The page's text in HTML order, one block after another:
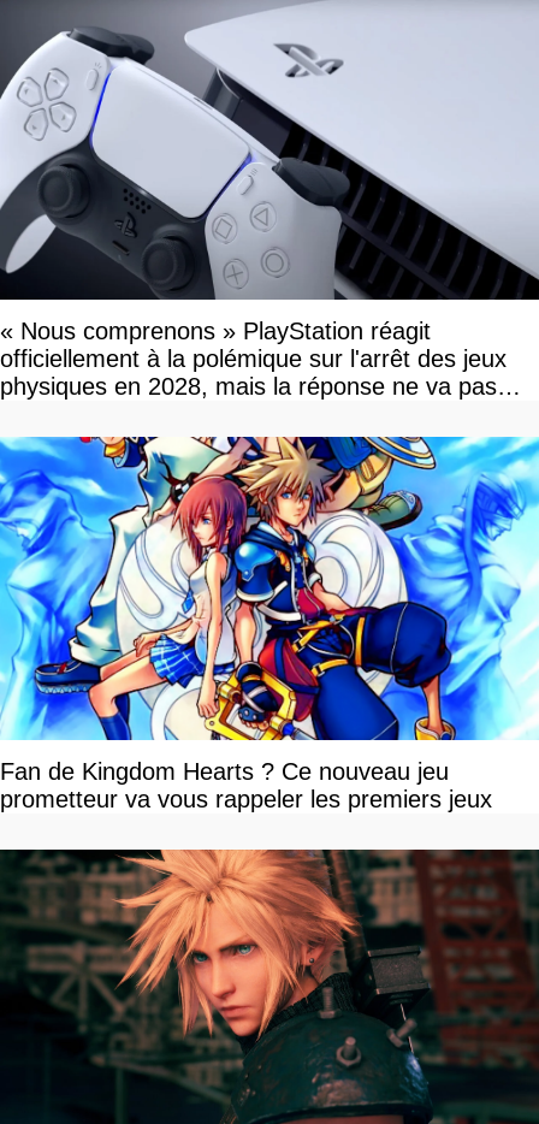
« Nous comprenons » PlayStation réagit
officiellement à la polémique sur l'arrêt des jeux
physiques en 2028, mais la réponse ne va pas
Fan de Kingdom Hearts ? Ce nouveau jeu
prometteur va vous rappeler les premiers jeux